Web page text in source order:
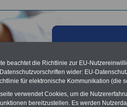
beachtet die Richtlinie zur EU-
wider: EU-
für elektronische Kommunikation (die
verwendet Cookies, um die
bereitzustellen. Es werden